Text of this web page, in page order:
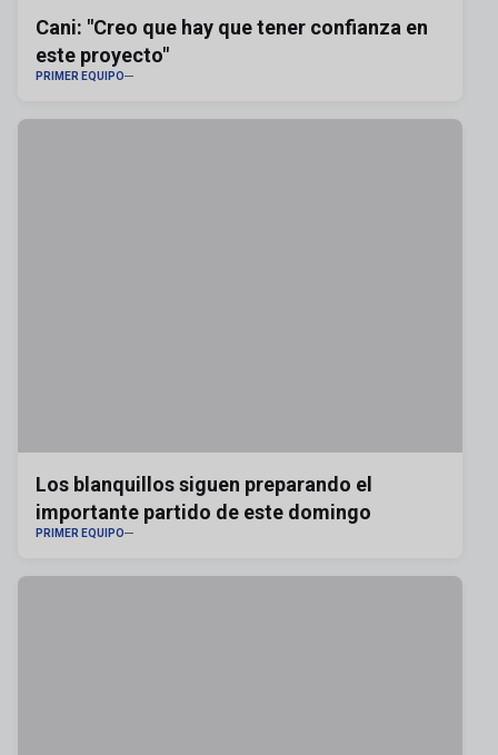
Cani: "Creo que hay que tener confianza en
este proyecto"
PRIMER EQUIPO
Los blanquillos siguen preparando el
importante partido de este domingo
PRIMER EQUIPO